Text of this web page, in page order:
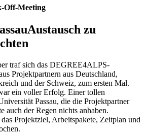
Off-Meeting
Austausch zu
traf sich das DEGREE4ALPS-
Projektpartnern aus Deutschland,
und der Schweiz, zum ersten Mal.
ein voller Erfolg. Einer tollen
Passau, die die Projektpartner
auch der Regen nichts anhaben.
Projektziel, Arbeitspakete, Zeitplan und